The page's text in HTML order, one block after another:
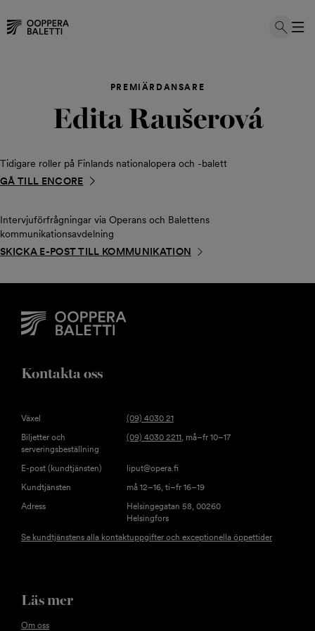
PREMIÄRDANSARE
Edita Raušerová
Tidigare roller på Finlands nationalopera och -balett
GÅ TILL ENCORE
Intervjuförfrågningar via Operans och Balettens
kommunikationsavdelning
SKICKA E-POST TILL KOMMUNIKATION
Kontakta oss
Växel
(09) 4030 21
Biljetter och
serveringsbeställning
(09) 4030 2211, må–fr 10–17
E-post (kundtjänsten)
liput@opera.fi
Kundtjänsten
må 12–16, ti–fr 16–19
Adress
Helsingegatan 58, 00260
Helsingfors
Se kundtjänstens alla kontaktuppgifter och exceptionella öppettider
Läs mer
Om oss